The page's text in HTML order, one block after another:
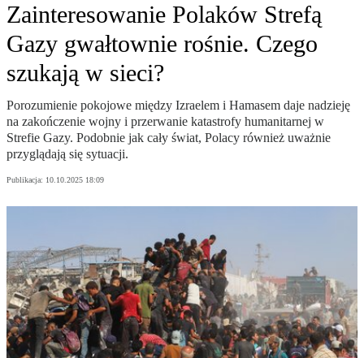
Zainteresowanie Polaków Strefą
Gazy gwałtownie rośnie. Czego
szukają w sieci?
Porozumienie pokojowe między Izraelem i Hamasem daje nadzieję
na zakończenie wojny i przerwanie katastrofy humanitarnej w
Strefie Gazy. Podobnie jak cały świat, Polacy również uważnie
przyglądają się sytuacji.
Publikacja: 10.10.2025 18:09